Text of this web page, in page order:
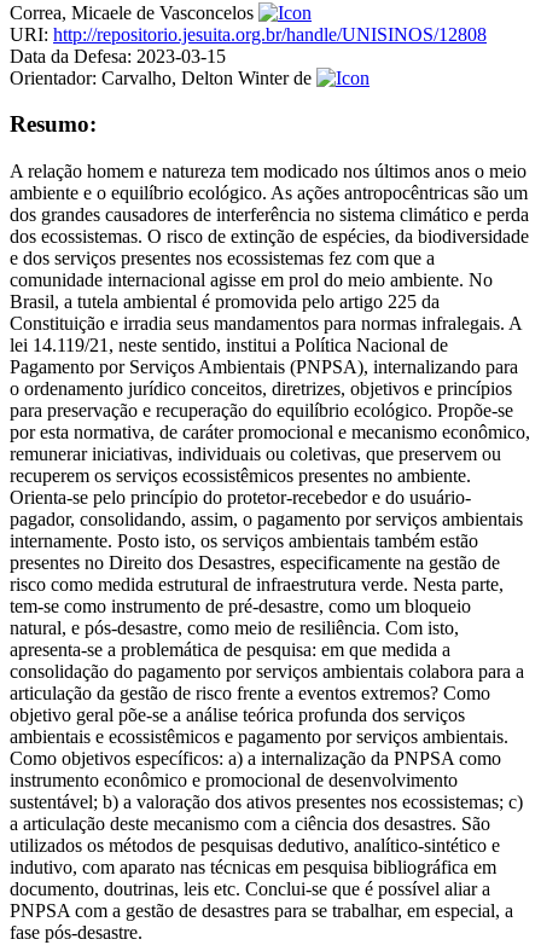
Correa, Micaele de Vasconcelos
URI: http://repositorio.jesuita.org.br/handle/UNISINOS/12808
Data da Defesa: 2023-03-15
Orientador: Carvalho, Delton Winter de
Resumo:
A relação homem e natureza tem modicado nos últimos anos o meio
ambiente e o equilíbrio ecológico. As ações antropocêntricas são um
dos grandes causadores de interferência no sistema climático e perda
dos ecossistemas. O risco de extinção de espécies, da biodiversidade
e dos serviços presentes nos ecossistemas fez com que a
comunidade internacional agisse em prol do meio ambiente. No
Brasil, a tutela ambiental é promovida pelo artigo 225 da
Constituição e irradia seus mandamentos para normas infralegais. A
lei 14.119/21, neste sentido, institui a Política Nacional de
Pagamento por Serviços Ambientais (PNPSA), internalizando para
o ordenamento jurídico conceitos, diretrizes, objetivos e princípios
para preservação e recuperação do equilíbrio ecológico. Propõe-se
por esta normativa, de caráter promocional e mecanismo econômico,
remunerar iniciativas, individuais ou coletivas, que preservem ou
recuperem os serviços ecossistêmicos presentes no ambiente.
Orienta-se pelo princípio do protetor-recebedor e do usuário-
pagador, consolidando, assim, o pagamento por serviços ambientais
internamente. Posto isto, os serviços ambientais também estão
presentes no Direito dos Desastres, especificamente na gestão de
risco como medida estrutural de infraestrutura verde. Nesta parte,
tem-se como instrumento de pré-desastre, como um bloqueio
natural, e pós-desastre, como meio de resiliência. Com isto,
apresenta-se a problemática de pesquisa: em que medida a
consolidação do pagamento por serviços ambientais colabora para a
articulação da gestão de risco frente a eventos extremos? Como
objetivo geral põe-se a análise teórica profunda dos serviços
ambientais e ecossistêmicos e pagamento por serviços ambientais.
Como objetivos específicos: a) a internalização da PNPSA como
instrumento econômico e promocional de desenvolvimento
sustentável; b) a valoração dos ativos presentes nos ecossistemas; c)
a articulação deste mecanismo com a ciência dos desastres. São
utilizados os métodos de pesquisas dedutivo, analítico-sintético e
indutivo, com aparato nas técnicas em pesquisa bibliográfica em
documento, doutrinas, leis etc. Conclui-se que é possível aliar a
PNPSA com a gestão de desastres para se trabalhar, em especial, a
fase pós-desastre.